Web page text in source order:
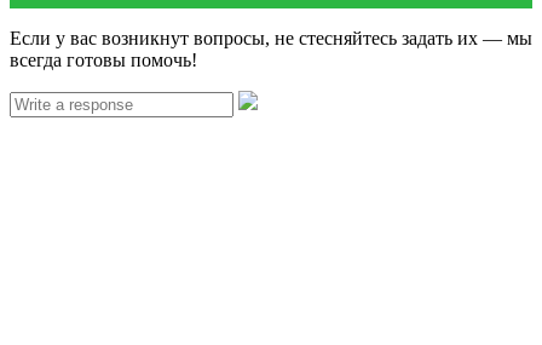
Если у вас возникнут вопросы, не стесняйтесь задать их — мы
всегда готовы помочь!